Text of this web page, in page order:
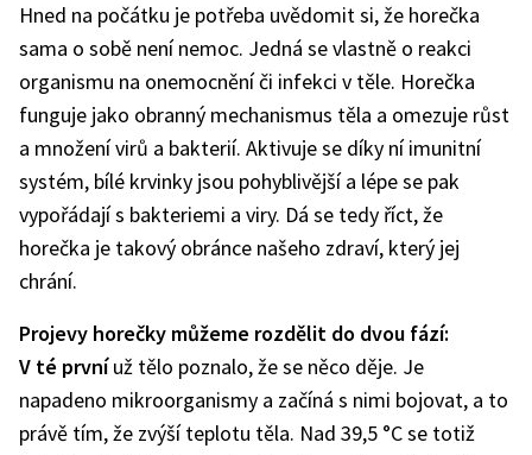
Hned na počátku je potřeba uvědomit si, že horečka
sama o sobě není nemoc. Jedná se vlastně o reakci
organismu na onemocnění či infekci v těle. Horečka
funguje jako obranný mechanismus těla a omezuje růst
a množení virů a bakterií. Aktivuje se díky ní imunitní
systém, bílé krvinky jsou pohyblivější a lépe se pak
vypořádají s bakteriemi a viry. Dá se tedy říct, že
horečka je takový obránce našeho zdraví, který jej
chrání.
Projevy horečky můžeme rozdělit do dvou fází:
V té prvníuž tělo poznalo, že se něco děje. Je
napadeno mikroorganismy a začíná s nimi bojovat, a to
právě tím, že zvýší teplotu těla. Nad 39,5 °C se totiž